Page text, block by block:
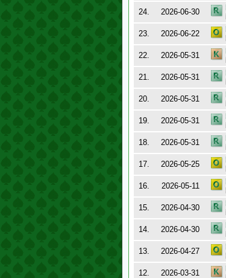
24. 2026-06-30
23. 2026-06-22
22. 2026-05-31
21. 2026-05-31
20. 2026-05-31
19. 2026-05-31
18. 2026-05-31
17. 2026-05-25
16. 2026-05-11
15. 2026-04-30
14. 2026-04-30
13. 2026-04-27
12. 2026-03-31